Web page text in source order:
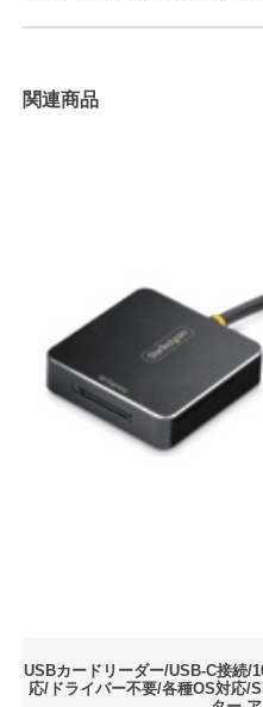
関連商品
USBカードリーダー/USB-C接続/
応/ドライバー不要/各種OS対応/